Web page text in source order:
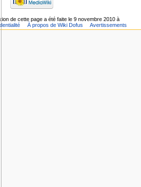
de cette page a été faite le 9 novembre 2010 à
À propos de Wiki Dofus Avertissements